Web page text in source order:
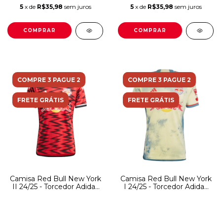
5 x de R$35,98 sem juros
COMPRAR
5 x de R$35,98 sem juros
COMPRAR
COMPRE 3 PAGUE 2
FRETE GRÁTIS
Camisa Red Bull New York
II 24/25 - Torcedor Adidas
COMPRE 3 PAGUE 2
FRETE GRÁTIS
Camisa Red Bull New York
I 24/25 - Torcedor Adidas